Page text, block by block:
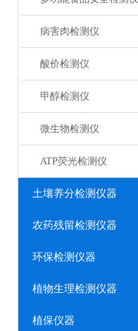
病害肉检测仪
酸价检测仪
甲醇检测仪
微生物检测仪
ATP荧光检测仪
土壤养分检测仪器
农药残留检测仪器
环保检测仪器
植物生理检测仪器
植保仪器